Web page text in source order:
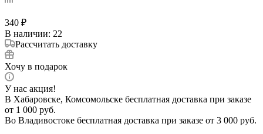
340 ₽
В наличии: 22
Рассчитать доставку
Хочу в подарок
У нас акция!
В Хабаровске, Комсомольске бесплатная доставка при заказе
от 1 000 руб.
Во Владивостоке бесплатная доставка при заказе от 3 000 руб.